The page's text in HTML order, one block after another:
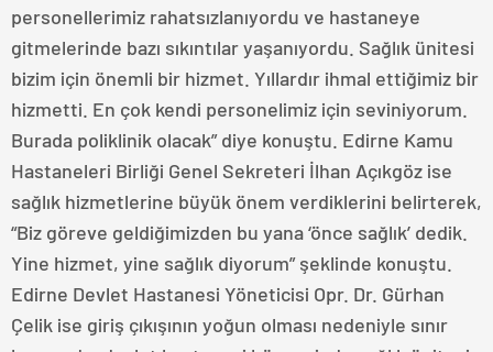
personellerimiz rahatsızlanıyordu ve hastaneye
gitmelerinde bazı sıkıntılar yaşanıyordu. Sağlık ünitesi
bizim için önemli bir hizmet. Yıllardır ihmal ettiğimiz bir
hizmetti. En çok kendi personelimiz için seviniyorum.
Burada poliklinik olacak” diye konuştu. Edirne Kamu
Hastaneleri Birliği Genel Sekreteri İlhan Açıkgöz ise
sağlık hizmetlerine büyük önem verdiklerini belirterek,
“Biz göreve geldiğimizden bu yana ‘önce sağlık’ dedik.
Yine hizmet, yine sağlık diyorum” şeklinde konuştu.
Edirne Devlet Hastanesi Yöneticisi Opr. Dr. Gürhan
Çelik ise giriş çıkışının yoğun olması nedeniyle sınır